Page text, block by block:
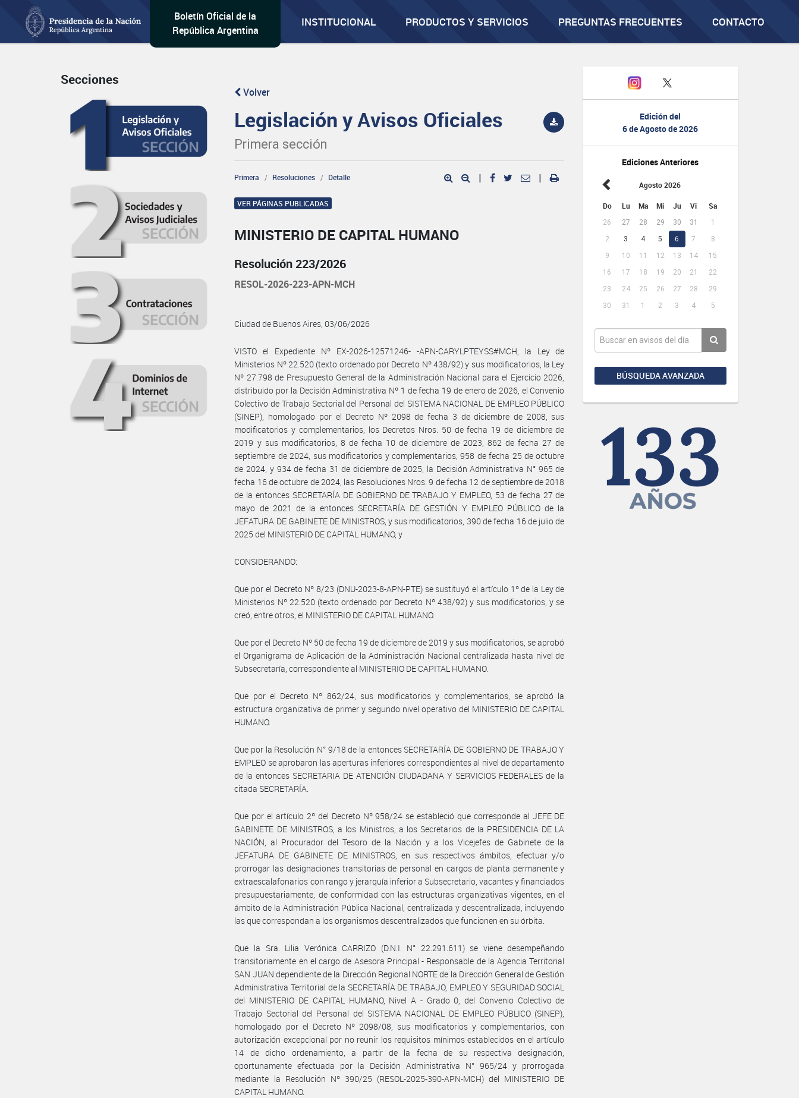
Boletín Oficial de la
República Argentina
INSTITUCIONAL PRODUCTOS Y SERVICIOS PREGUNTAS FRECUENTES CONTACTO
Edición del
6 de Agosto de 2026
Ediciones Anteriores
Agosto 2026
Do Lu Ma Mi Ju Vi Sa
26 27 28 29 30 31
1
2
3 4 5 6 7
8
9
10 11 12 13 14
15
16
17 18 19 20 21
22
23
24 25 26 27 28
29
30
31 1 2 3 4 5
BÚSQUEDA AVANZADA
Secciones
Volver
Legislación y Avisos Oficiales
Primera sección
Primera Resoluciones Detalle | |
VER PÁGINAS PUBLICADAS
MINISTERIO DE CAPITAL HUMANO
Resolución 223/2026
RESOL-2026-223-APN-MCH
Ciudad de Buenos Aires, 03/06/2026
VISTO el Expediente Nº EX-2026-12571246- -APN-CARYLPTEYSS#MCH, la Ley de
Ministerios Nº 22.520 (texto ordenado por Decreto Nº 438/92) y sus modificatorios, la Ley
Nº 27.798 de Presupuesto General de la Administración Nacional para el Ejercicio 2026,
distribuido por la Decisión Administrativa Nº 1 de fecha 19 de enero de 2026, el Convenio
Colectivo de Trabajo Sectorial del Personal del SISTEMA NACIONAL DE EMPLEO PÚBLICO
(SINEP), homologado por el Decreto Nº 2098 de fecha 3 de diciembre de 2008, sus
modificatorios y complementarios, los Decretos Nros. 50 de fecha 19 de diciembre de
2019 y sus modificatorios, 8 de fecha 10 de diciembre de 2023, 862 de fecha 27 de
septiembre de 2024, sus modificatorios y complementarios, 958 de fecha 25 de octubre
de 2024, y 934 de fecha 31 de diciembre de 2025, la Decisión Administrativa N° 965 de
fecha 16 de octubre de 2024, las Resoluciones Nros. 9 de fecha 12 de septiembre de 2018
de la entonces SECRETARÍA DE GOBIERNO DE TRABAJO Y EMPLEO, 53 de fecha 27 de
mayo de 2021 de la entonces SECRETARÍA DE GESTIÓN Y EMPLEO PÚBLICO de la
JEFATURA DE GABINETE DE MINISTROS, y sus modificatorios, 390 de fecha 16 de julio de
2025 del MINISTERIO DE CAPITAL HUMANO, y
CONSIDERANDO:
Que por el Decreto Nº 8/23 (DNU-2023-8-APN-PTE) se sustituyó el artículo 1º de la Ley de
Ministerios Nº 22.520 (texto ordenado por Decreto Nº 438/92) y sus modificatorios, y se
creó, entre otros, el MINISTERIO DE CAPITAL HUMANO.
Que por el Decreto Nº 50 de fecha 19 de diciembre de 2019 y sus modificatorios, se aprobó
el Organigrama de Aplicación de la Administración Nacional centralizada hasta nivel de
Subsecretaría, correspondiente al MINISTERIO DE CAPITAL HUMANO.
Que por el Decreto Nº 862/24, sus modificatorios y complementarios, se aprobó la
estructura organizativa de primer y segundo nivel operativo del MINISTERIO DE CAPITAL
HUMANO.
Que por la Resolución N° 9/18 de la entonces SECRETARÍA DE GOBIERNO DE TRABAJO Y
EMPLEO se aprobaron las aperturas inferiores correspondientes al nivel de departamento
de la entonces SECRETARIA DE ATENCIÓN CIUDADANA Y SERVICIOS FEDERALES de la
citada SECRETARÍA.
Que por el artículo 2º del Decreto Nº 958/24 se estableció que corresponde al JEFE DE
GABINETE DE MINISTROS, a los Ministros, a los Secretarios de la PRESIDENCIA DE LA
NACIÓN, al Procurador del Tesoro de la Nación y a los Vicejefes de Gabinete de la
JEFATURA DE GABINETE DE MINISTROS, en sus respectivos ámbitos, efectuar y/o
prorrogar las designaciones transitorias de personal en cargos de planta permanente y
extraescalafonarios con rango y jerarquía inferior a Subsecretario, vacantes y financiados
presupuestariamente, de conformidad con las estructuras organizativas vigentes, en el
ámbito de la Administración Pública Nacional, centralizada y descentralizada, incluyendo
las que correspondan a los organismos descentralizados que funcionen en su órbita.
Que la Sra. Lilia Verónica CARRIZO (D.N.I. N° 22.291.611) se viene desempeñando
transitoriamente en el cargo de Asesora Principal - Responsable de la Agencia Territorial
SAN JUAN dependiente de la Dirección Regional NORTE de la Dirección General de Gestión
Administrativa Territorial de la SECRETARÍA DE TRABAJO, EMPLEO Y SEGURIDAD SOCIAL
del MINISTERIO DE CAPITAL HUMANO, Nivel A - Grado 0, del Convenio Colectivo de
Trabajo Sectorial del Personal del SISTEMA NACIONAL DE EMPLEO PÚBLICO (SINEP),
homologado por el Decreto Nº 2098/08, sus modificatorios y complementarios, con
autorización excepcional por no reunir los requisitos mínimos establecidos en el artículo
14 de dicho ordenamiento, a partir de la fecha de su respectiva designación,
oportunamente efectuada por la Decisión Administrativa N° 965/24 y prorrogada
mediante la Resolución Nº 390/25 (RESOL-2025-390-APN-MCH) del MINISTERIO DE
CAPITAL HUMANO.